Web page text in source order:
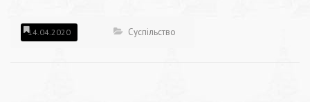
14.04.2020 Суспільство